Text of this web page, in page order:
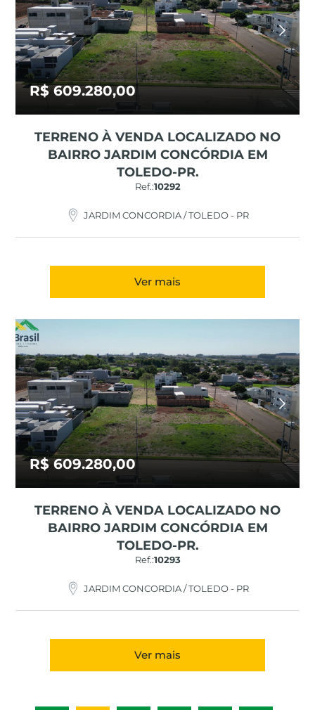
R$ 609.280,00
TERRENO À VENDA LOCALIZADO NO
BAIRRO JARDIM CONCÓRDIA EM
TOLEDO-PR.
Ref.:10292
JARDIM CONCORDIA / TOLEDO - PR
Ver mais
R$ 609.280,00
TERRENO À VENDA LOCALIZADO NO
BAIRRO JARDIM CONCÓRDIA EM
TOLEDO-PR.
Ref.:10293
JARDIM CONCORDIA / TOLEDO - PR
Ver mais